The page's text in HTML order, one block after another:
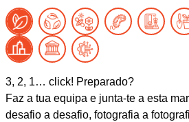
3, 2, 1… click! Preparado?
Faz a tua equipa e junta-te a esta
desafio a desafio, fotografia a